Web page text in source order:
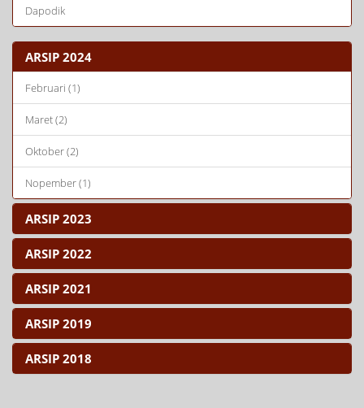
Dapodik
ARSIP 2024
Februari (1)
Maret (2)
Oktober (2)
Nopember (1)
ARSIP 2023
ARSIP 2022
ARSIP 2021
ARSIP 2019
ARSIP 2018